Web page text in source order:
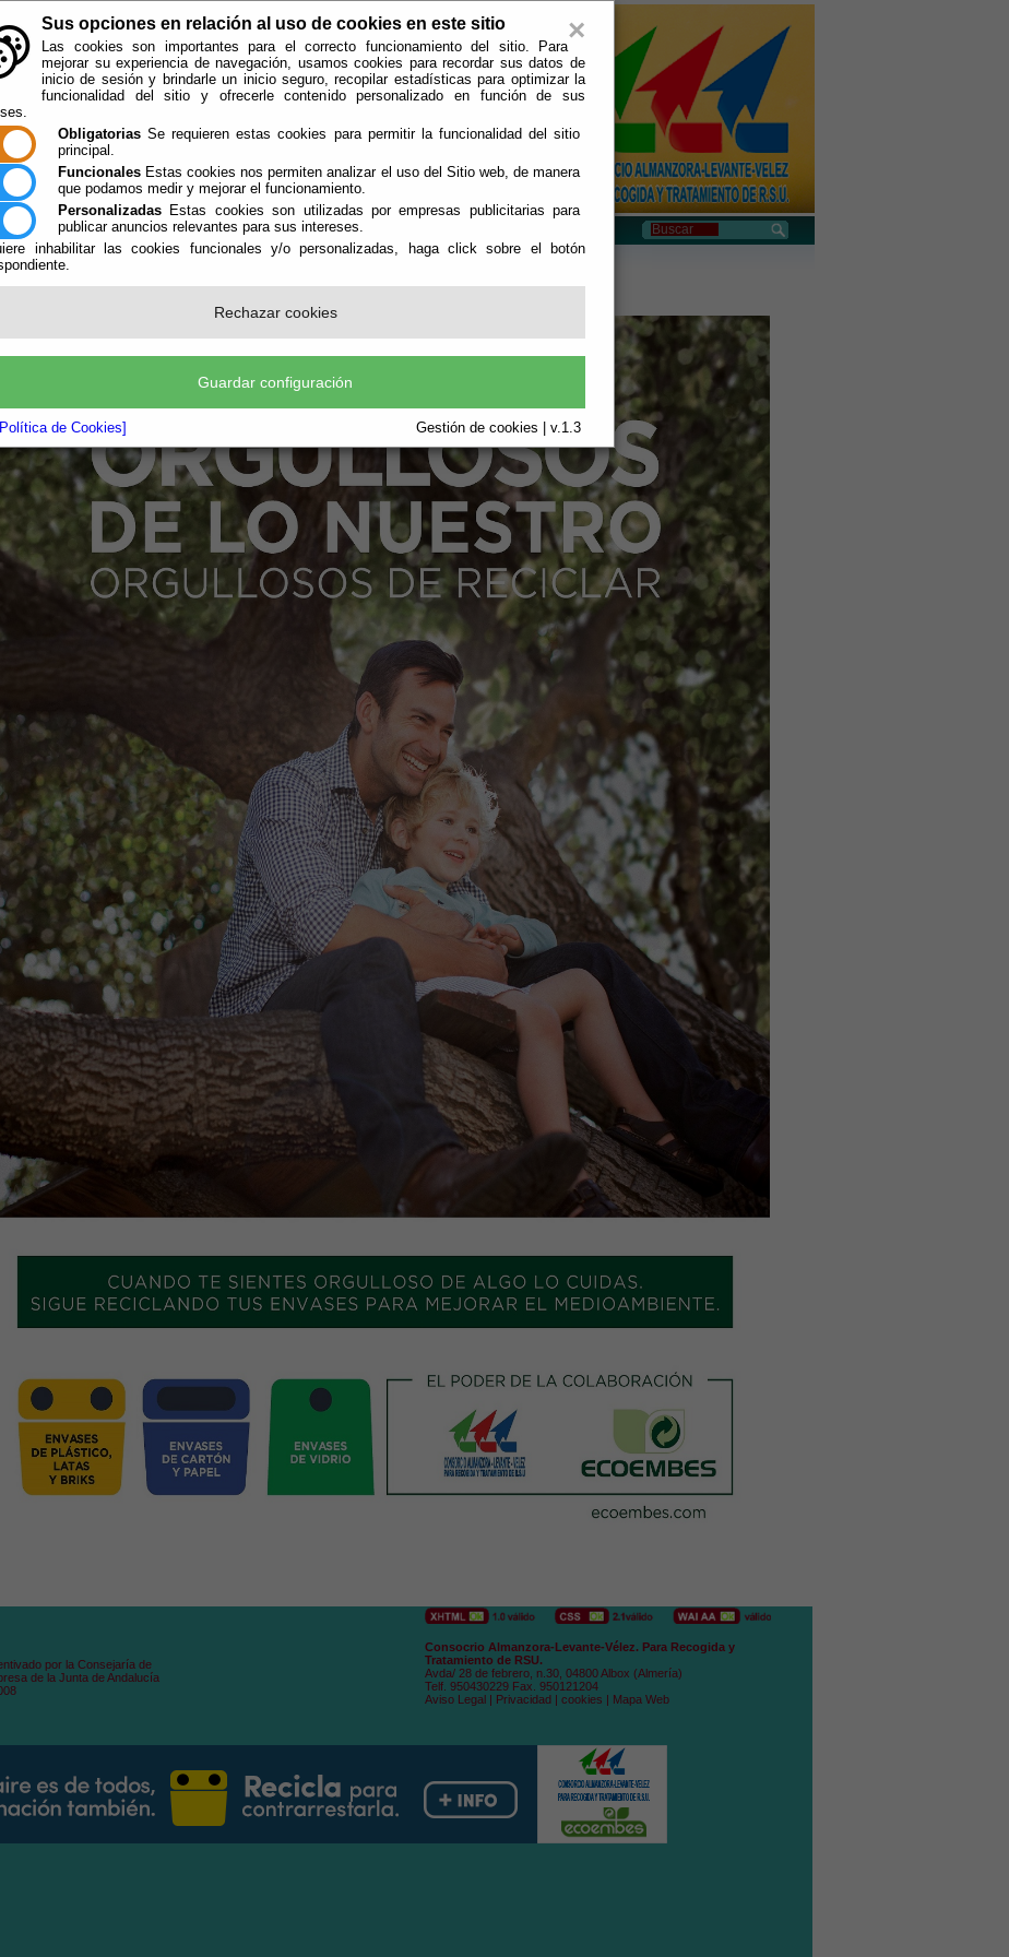
×
Sus opciones en relación al uso de cookies en este sitio
Las cookies son importantes para el correcto funcionamiento del sitio. Para
mejorar su experiencia de navegación, usamos cookies para recordar sus datos de
inicio de sesión y brindarle un inicio seguro, recopilar estadísticas para optimizar la
funcionalidad del sitio y ofrecerle contenido personalizado en función de sus
Obligatorias Se requieren estas cookies para permitir la funcionalidad del sitio
principal.
Funcionales Estas cookies nos permiten analizar el uso del Sitio web, de manera
que podamos medir y mejorar el funcionamiento.
Personalizadas Estas cookies son utilizadas por empresas publicitarias para
publicar anuncios relevantes para sus intereses.
inhabilitar las cookies funcionales y/o personalizadas, haga click sobre el botón
Rechazar cookies
Guardar configuración
de Cookies] Gestión de cookies | v.1.3
Quién Somos
se encuentra aquí:
por la Consejaría de
de la Junta de Andalucía
Consocrio Almanzora-Levante-Vélez. Para Recogida y
Tratamiento de RSU.
Avda/ 28 de febrero, n.30, 04800 Albox (Almería)
Telf. 950430229 Fax. 950121204
Aviso Legal | Privacidad | cookies | Mapa Web